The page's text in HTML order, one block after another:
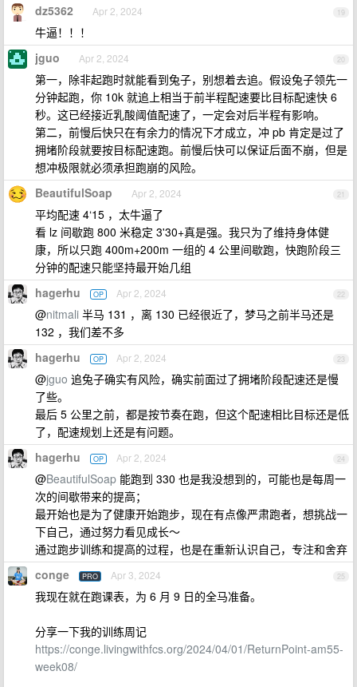
19
dz5362 Apr 2, 2024
牛逼！！！
20
jguo Apr 2, 2024
第一，除非起跑时就能看到兔子，别想着去追。假设兔子领先一
分钟起跑，你 10k 就追上相当于前半程配速要比目标配速快 6
秒。这已经接近乳酸阈值配速了，一定会对后半程有影响。
第二，前慢后快只在有余力的情况下才成立，冲 pb 肯定是过了
拥堵阶段就要按目标配速跑。前慢后快可以保证后面不崩，但是
想冲极限就必须承担跑崩的风险。
21
BeautifulSoap Apr 2, 2024
平均配速 4‘15 ，太牛逼了
看 lz 间歇跑 800 米稳定 3'30+真是强。我只为了维持身体健
康，所以只跑 400m+200m 一组的 4 公里间歇跑，快跑阶段三
分钟的配速只能坚持最开始几组
22
hagerhu OP Apr 2, 2024
@nitmali 半马 131 ，离 130 已经很近了，梦马之前半马还是
132 ，我们差不多
23
hagerhu OP Apr 2, 2024
@jguo 追兔子确实有风险，确实前面过了拥堵阶段配速还是慢
了些。
最后 5 公里之前，都是按节奏在跑，但这个配速相比目标还是低
了，配速规划上还是有问题。
24
hagerhu OP Apr 2, 2024
@BeautifulSoap 能跑到 330 也是我没想到的，可能也是每周一
次的间歇带来的提高；
最开始也是为了健康开始跑步，现在有点像严肃跑者，想挑战一
下自己，通过努力看见成长～
通过跑步训练和提高的过程，也是在重新认识自己，专注和舍弃
25
conge PRO Apr 3, 2024
我现在就在跑课表，为 6 月 9 日的全马准备。
分享一下我的训练周记
https://conge.livingwithfcs.org/2024/04/01/ReturnPoint-am55-
week08/